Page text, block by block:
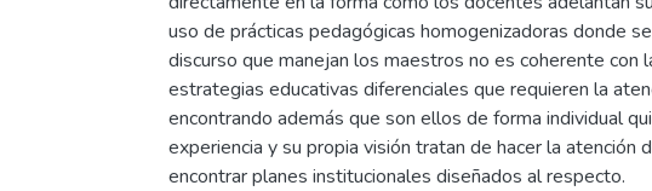
uso de prácticas pedagógicas homogenizadoras donde
discurso que manejan los maestros no es coherente con
estrategias educativas diferenciales que requieren la
encontrando además que son ellos de forma individual
experiencia y su propia visión tratan de hacer la atención
encontrar planes institucionales diseñados al respecto.